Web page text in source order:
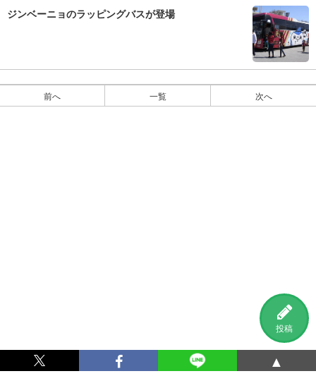
投稿
ジンベーニョのラッピングバスが登場
前へ 一覧 次へ
▲